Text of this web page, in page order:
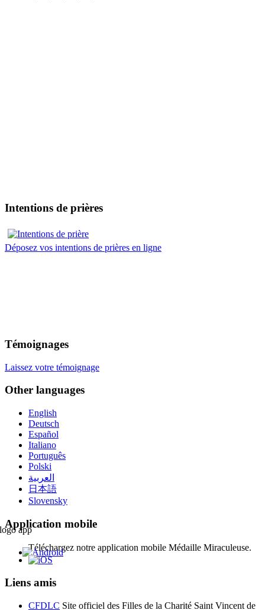
Intentions de prières
Déposez vos intentions de prières en ligne
Témoignages
Laissez votre témoignage
Other languages
English
Deutsch
Español
Italiano
Português
Polski
العربية
日本語
Slovensky
Application mobile
Téléchargez notre application mobile Médaille Miraculeuse.
Liens amis
CFDLC Site officiel des Filles de la Charité Saint Vincent de